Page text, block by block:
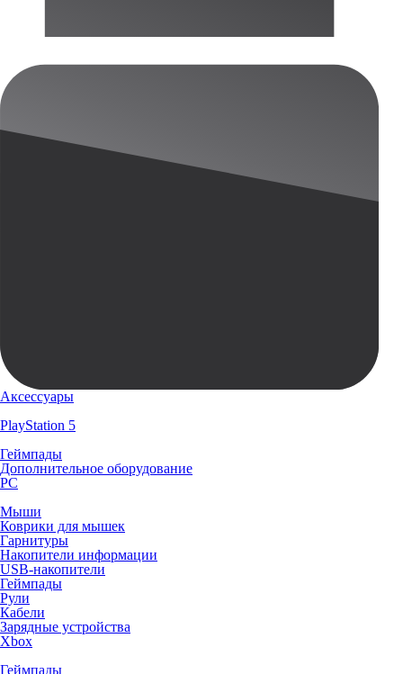
Аксессуары
PlayStation 5
Геймпады
Дополнительное оборудование
PC
Мыши
Коврики для мышек
Гарнитуры
Накопители информации
USB-накопители
Геймпады
Рули
Кабели
Зарядные устройства
Xbox
Геймпады